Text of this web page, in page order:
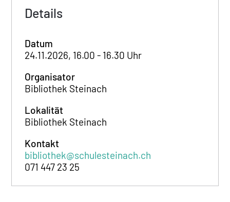
Details
Datum
24.11.2026, 16.00 - 16.30 Uhr
Organisator
Bibliothek Steinach
Lokalität
Bibliothek Steinach
Kontakt
bibliothek@schulesteinach.ch
071 447 23 25